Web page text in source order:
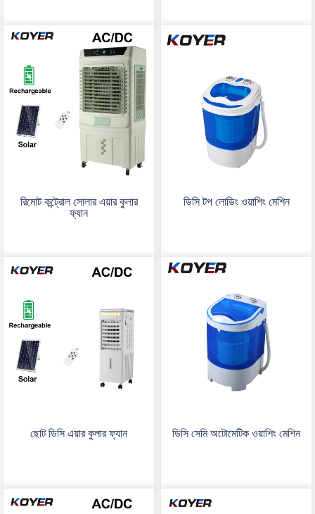
রিমোট কন্ট্রোল সোলার এয়ার কুলার
ফ্যান
ডিসি টপ লোডিং ওয়াশিং মেশিন
ছোট ডিসি এয়ার কুলার ফ্যান ডিসি সেমি অটোমেটিক ওয়াশিং মেশিন